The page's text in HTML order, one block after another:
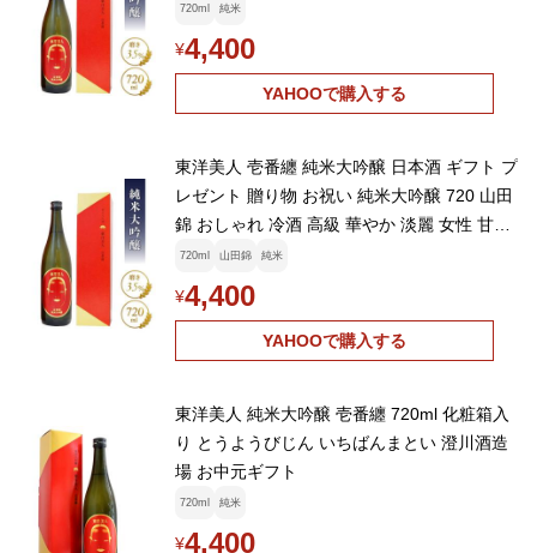
720ml 純米
¥4,400
YAHOOで購入する
東洋美人 壱番纏 純米大吟醸 日本酒 ギフト プ
レゼント 贈り物 お祝い 純米大吟醸 720 山田
錦 おしゃれ 冷酒 高級 華やか 淡麗 女性 甘口
山口県 要冷蔵
720ml 山田錦 純米
¥4,400
YAHOOで購入する
東洋美人 純米大吟醸 壱番纏 720ml 化粧箱入
り とうようびじん いちばんまとい 澄川酒造
場 お中元ギフト
720ml 純米
¥4,400